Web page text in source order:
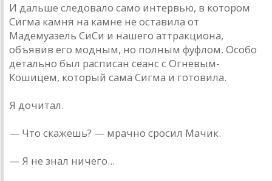
И дальше следовало само интервью, в котором
Сигма камня на камне не оставила от
Мадемуазель СиСи и нашего аттракциона,
объявив его модным, но полным фуфлом. Особо
детально был расписан сеанс с Огневым-
Кошицем, который сама Сигма и готовила.
Я дочитал.
— Что скажешь? — мрачно сросил Мачик.
— Я не знал ничего...